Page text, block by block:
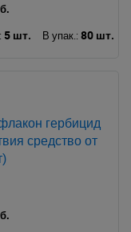
5 шт. В упак.: 80 шт.
гербицид
средство от